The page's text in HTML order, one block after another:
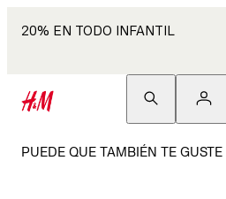
20% EN TODO INFANTIL
PUEDE QUE TAMBIÉN TE GUSTE